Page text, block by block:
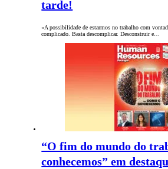
tarde!
«A possibilidade de estarmos no trabalho com
complicado. Basta descomplicar. Desconstruir e…
“O fim do mundo do
conhecemos” em